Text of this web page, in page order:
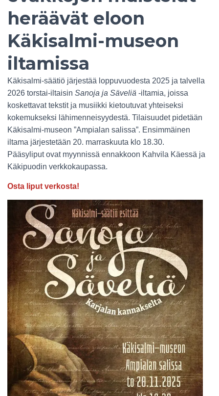
heräävät eloon
Käkisalmi-museon
iltamissa
Käkisalmi-säätiö järjestää loppuvuodesta 2025 ja talvella
2026 torstai-iltaisin Sanoja ja Säveliä -iltamia, joissa
koskettavat tekstit ja musiikki kietoutuvat yhteiseksi
kokemukseksi lähimenneisyydestä. Tilaisuudet pidetään
Käkisalmi-museon ”Ampialan salissa”. Ensimmäinen
iltama järjestetään 20. marraskuuta klo 18.30.
Pääsyliput ovat myynnissä ennakkoon Kahvila Käessä ja
Käkipuodin verkkokaupassa.
Osta liput verkosta!